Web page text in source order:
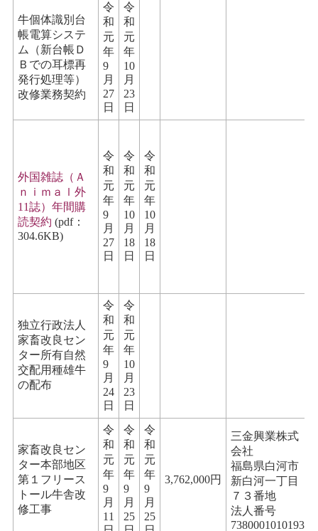
牛個体識別台
帳電算システ
ム（新台帳Ｄ
Ｂでの耳標再
発行処理等）
改修業務契約
令
和
元
年
9
月
27
日
令
和
元
年
10
月
23
日
外国雑誌（Ａ
ｎｉｍａｌ外
11誌）年間購
読契約 (pdf：
304.6KB)
令
和
元
年
9
月
27
日
令
和
元
年
10
月
18
日
令
和
元
年
10
月
18
日
独立行政法人
家畜改良セン
ター所有自然
交配用種雄牛
の配布
令
和
元
年
9
月
24
日
令
和
元
年
10
月
23
日
家畜改良セン
ター本部地区
第１フリース
トール牛舎改
修工事
令
和
元
年
9
月
11
令
和
元
年
9
月
25
令
和
元
年
9
月
25
3,762,000円
三金興業株式
会社
福島県白河市
新白河一丁目
７３番地
法人番号
7380001010193